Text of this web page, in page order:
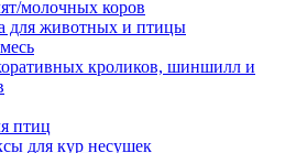
молочных коров
для животных и птицы
кроликов, шиншилл и
птиц
для кур несушек